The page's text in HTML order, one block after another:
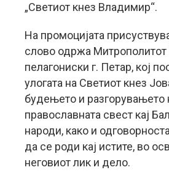
„Светиот кнез Владимир“.
На промоцијата
слово одржа
пелагониски г. Петар, кој
улогата на Светиот кнез
будењето и разгорувањето
православната свест кај
народи, како и
да се роди кај истите, во
неговиот лик и дело.